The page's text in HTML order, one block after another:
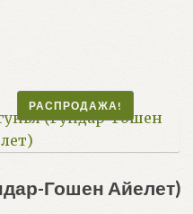
Гошен Айелет)
РАСПРОДАЖА!